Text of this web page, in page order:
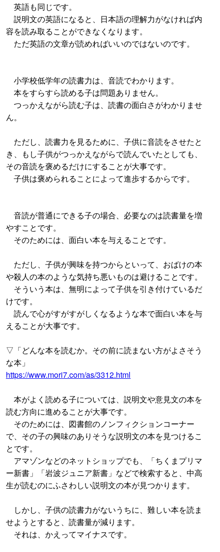
英語も同じです。
説明文の英語になると、日本語の理解力がなければ内
容を読み取ることができなくなります。
ただ英語の文章が読めればいいのではないのです。
小学校低学年の読書力は、音読でわかります。
本をすらすら読める子は問題ありません。
つっかえながら読む子は、読書の面白さがわかりませ
ん。
ただし、読書力を見るために、子供に音読をさせたと
き、もし子供がつっかえながらで読んでいたとしても、
その音読を褒めるだけにすることが大事です。
子供は褒められることによって進歩するからです。
音読が普通にできる子の場合、必要なのは読書量を増
やすことです。
そのためには、面白い本を与えることです。
ただし、子供が興味を持つからといって、おばけの本
や殺人の本のような気持ち悪いものは避けることです。
そういう本は、無明によって子供を引き付けているだ
けです。
読んで心がすがすがしくなるような本で面白い本を与
えることが大事です。
▽「どんな本を読むか。その前に読まない方がよさそう
な本」
https://www.mori7.com/as/3312.html
本がよく読める子については、説明文や意見文の本を
読む方向に進めることが大事です。
そのためには、図書館のノンフィクションコーナー
で、その子の興味のありそうな説明文の本を見つけるこ
とです。
アマゾンなどのネットショップでも、「ちくまプリマ
ー新書」「岩波ジュニア新書」などで検索すると、中高
生が読むのにふさわしい説明文の本が見つかります。
しかし、子供の読書力がないうちに、難しい本を読ま
せようとすると、読書量が減ります。
それは、かえってマイナスです。